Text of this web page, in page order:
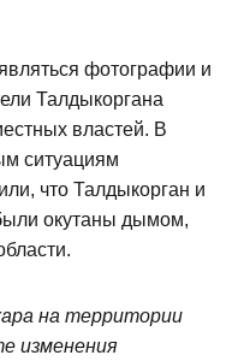
фотографии и
Талдыкоргана
властей. В
ситуациям
что Талдыкорган и
окутаны дымом,
на территории
изменения